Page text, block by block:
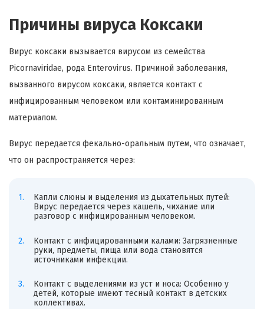
Причины вируса Коксаки
Вирус коксаки вызывается вирусом из семейства
Picornaviridae, рода Enterovirus. Причиной заболевания,
вызванного вирусом коксаки, является контакт с
инфицированным человеком или контаминированным
материалом.
Вирус передается фекально-оральным путем, что означает,
что он распространяется через:
Капли слюны и выделения из дыхательных путей:
Вирус передается через кашель, чихание или
разговор с инфицированным человеком.
Контакт с инфицированными калами: Загрязненные
руки, предметы, пища или вода становятся
источниками инфекции.
Контакт с выделениями из уст и носа: Особенно у
детей, которые имеют тесный контакт в детских
коллективах.